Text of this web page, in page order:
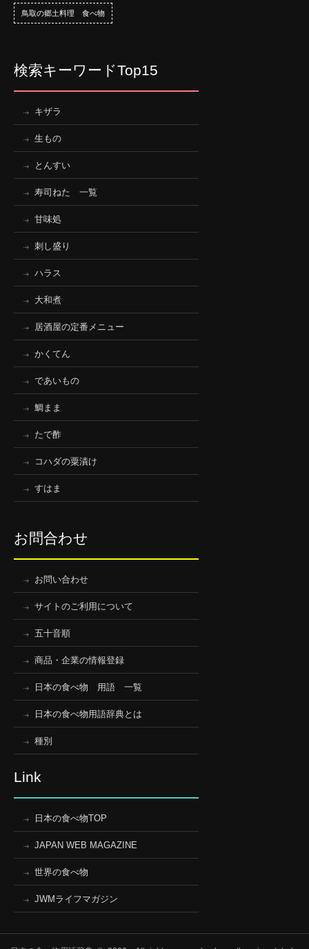
鳥取の郷土料理 食べ物
検索キーワードTop15
キザラ
生もの
とんすい
寿司ねた 一覧
甘味処
刺し盛り
ハラス
大和煮
居酒屋の定番メニュー
かくてん
であいもの
鯛まま
たで酢
コハダの粟漬け
すはま
お問合わせ
お問い合わせ
サイトのご利用について
五十音順
商品・企業の情報登録
日本の食べ物 用語 一覧
日本の食べ物用語辞典とは
種別
Link
日本の食べ物TOP
JAPAN WEB MAGAZINE
世界の食べ物
JWMライフマガジン